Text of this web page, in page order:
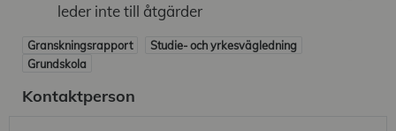
leder inte till åtgärder
Granskningsrapport
Studie- och yrkesvägledning
Grundskola
Kontaktperson